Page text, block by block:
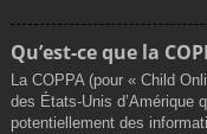
Qu’est-ce que la
La COPPA (pour « Child
des États-Unis d’Amérique
potentiellement des